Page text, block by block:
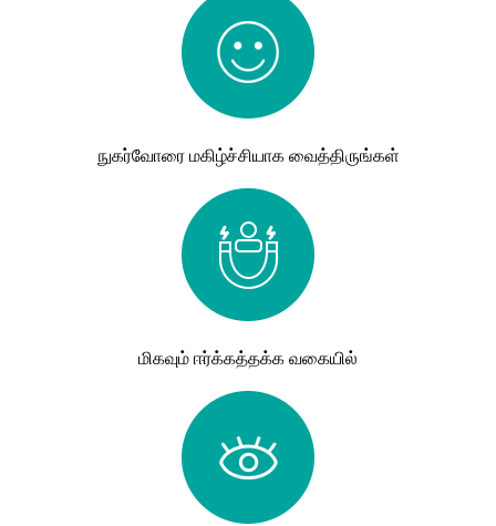
நுகர்வோரை மகிழ்ச்சியாக வைத்திருங்கள்
மிகவும் ஈர்க்கத்தக்க வகையில்